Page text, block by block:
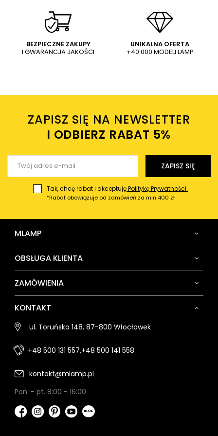
Dodaj własne zdjęcie produktu:
Twoje imię
Twój email
BEZPIECZNE ZAKUPY
I GWARANCJA JAKOŚCI
UNIKALNA OFERTA
+40 000 MODELI LAMP
ZAPISZ SIĘ NA NEWSLETTER
I ODBIERZ RABAT 5%ㅤ
ZAPISZ SIĘ
Tak, chcę rabat i akceptujęPolitykę Prywatności.
*Rabat obowiązuje od zamówień za min 400 zł
MLAMP
OBSŁUGA KLIENTA
ZAMÓWIENIA
KONTAKT
ul. Toruńska 148, 87-800 Włocławek
+48 500 131 557,+48 500 141 558
kontakt@mlamp.pl
Pon. - pt. 8:00 - 16:00